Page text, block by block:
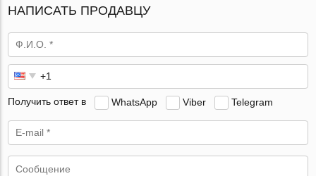
НАПИСАТЬ ПРОДАВЦУ
Получить ответ в WhatsApp Viber Telegram